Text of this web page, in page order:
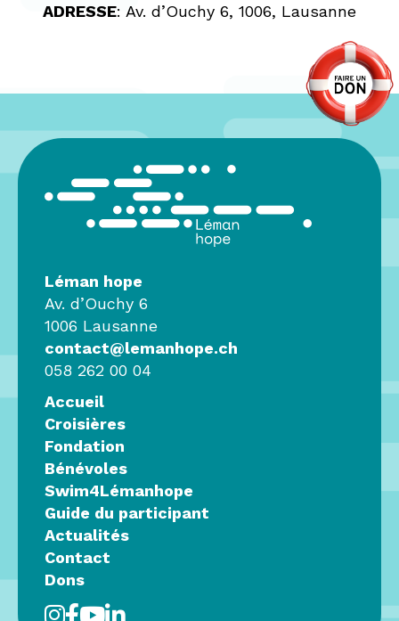
ADRESSE: Av. d’Ouchy 6, 1006, Lausanne
Léman hope
Av. d’Ouchy 6
1006 Lausanne
contact@lemanhope.ch
058 262 00 04
Accueil
Croisières
Fondation
Bénévoles
Swim4Lémanhope
Guide du participant
Actualités
Contact
Dons